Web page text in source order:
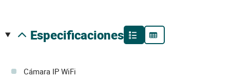
especificaciones
Cámara IP WiFi